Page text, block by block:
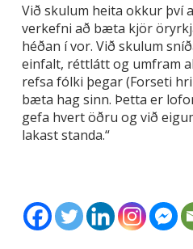
Við skulum heita okkur því
verkefni að bæta kjör
héðan í vor. Við skulum
einfalt, réttlátt og umfram
refsa fólki þegar (Forseti
bæta hag sinn. Þetta er
gefa hvert öðru og við
lakast standa.“